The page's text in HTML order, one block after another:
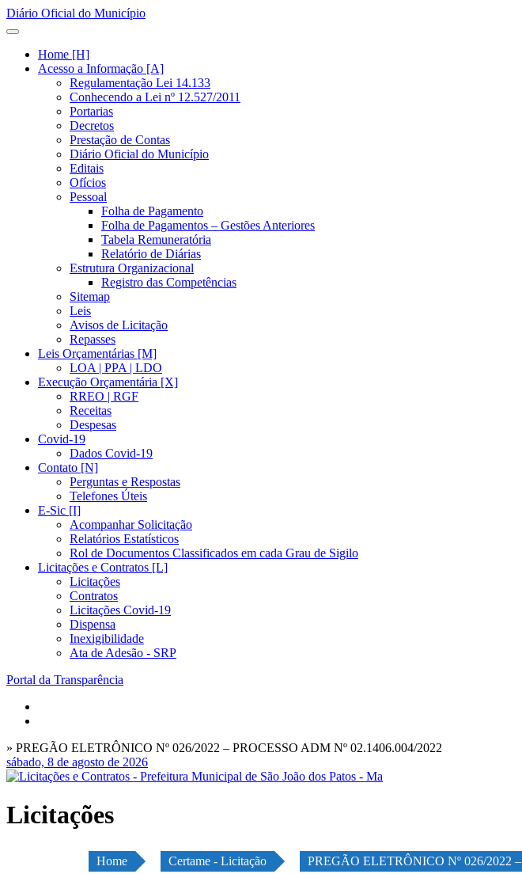
Diário Oficial do Município
Home [H]
Acesso a Informação [A]
Regulamentação Lei 14.133
Conhecendo a Lei nº 12.527/2011
Portarias
Decretos
Prestação de Contas
Diário Oficial do Município
Editais
Ofícios
Pessoal
Folha de Pagamento
Folha de Pagamentos – Gestões Anteriores
Tabela Remuneratória
Relatório de Diárias
Estrutura Organizacional
Registro das Competências
Sitemap
Leis
Avisos de Licitação
Repasses
Leis Orçamentárias [M]
LOA | PPA | LDO
Execução Orçamentária [X]
RREO | RGF
Receitas
Despesas
Covid-19
Dados Covid-19
Contato [N]
Perguntas e Respostas
Telefones Úteis
E-Sic [I]
Acompanhar Solicitação
Relatórios Estatísticos
Rol de Documentos Classificados em cada Grau de Sigilo
Licitações e Contratos [L]
Licitações
Contratos
Licitações Covid-19
Dispensa
Inexigibilidade
Ata de Adesão - SRP
Portal da Transparência
» PREGÃO ELETRÔNICO Nº 026/2022 – PROCESSO ADM Nº 02.1406.004/2022
sábado, 8 de agosto de 2026
Licitações
Home Certame - Licitação PREGÃO ELETRÔNICO Nº 026/2022 –